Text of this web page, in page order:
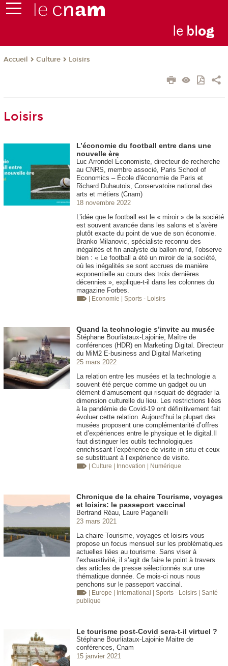
le blog
Accueil Culture Loisirs
Loisirs
L’économie du football entre dans une
nouvelle ère
Luc Arrondel Économiste, directeur de recherche
au CNRS, membre associé, Paris School of
Economics – École d'économie de Paris et
Richard Duhautois, Conservatoire national des
arts et métiers (Cnam)
18 novembre 2022
L’idée que le football est le « miroir » de la société
est souvent avancée dans les salons et s’avère
plutôt exacte du point de vue de son économie.
Branko Milanovic, spécialiste reconnu des
inégalités et fin analyste du ballon rond, l’observe
bien : « Le football a été un miroir de la société,
où les inégalités se sont accrues de manière
exponentielle au cours des trois dernières
décennies », explique-t-il dans les colonnes du
magazine Forbes.
| Economie | Sports - Loisirs
Quand la technologie s’invite au musée
Stéphane Bourliataux-Lajoinie, Maître de
conférences (HDR) en Marketing Digital. Directeur
du MiM2 E-business and Digital Marketing
25 mars 2022
La relation entre les musées et la technologie a
souvent été perçue comme un gadget ou un
élément d’amusement qui risquait de dégrader la
dimension culturelle du lieu. Les restrictions liées
à la pandémie de Covid-19 ont définitivement fait
évoluer cette relation. Aujourd’hui la plupart des
musées proposent une complémentarité d’offres
et d’expériences entre le physique et le digital.Il
faut distinguer les outils technologiques
enrichissant l’expérience de visite in situ et ceux
se substituant à l’expérience de visite.
| Culture | Innovation | Numérique
Chronique de la chaire Tourisme, voyages
et loisirs: le passeport vaccinal
Bertrand Réau, Laure Paganelli
23 mars 2021
La chaire Tourisme, voyages et loisirs vous
propose un focus mensuel sur les problématiques
actuelles liées au tourisme. Sans viser à
l’exhaustivité, il s’agit de faire le point à travers
des articles de presse sélectionnés sur une
thématique donnée. Ce mois-ci nous nous
penchons sur le passeport vaccinal.
| Europe | International | Sports - Loisirs
| Santé
publique
Le tourisme post-Covid sera-t-il virtuel ?
Stéphane Bourliataux-Lajoinie Maitre de
conférences, Cnam
15 janvier 2021